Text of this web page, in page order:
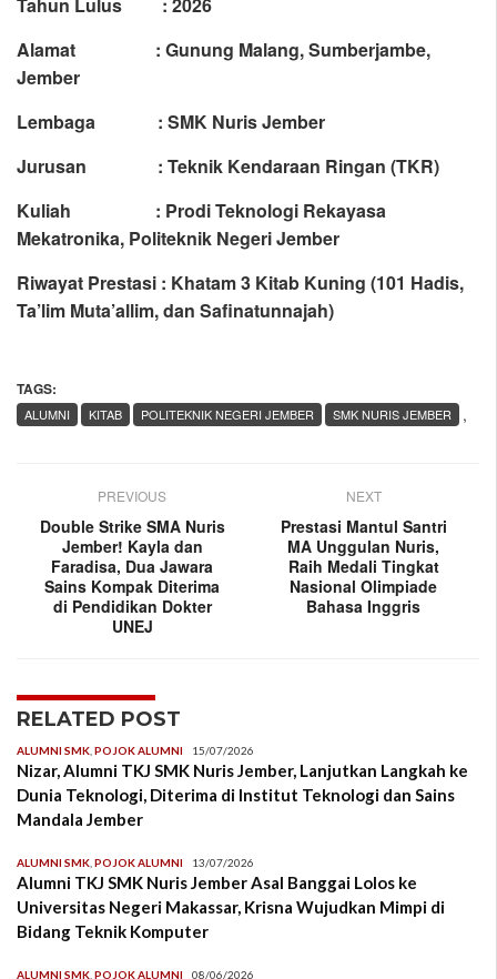
Tahun Lulus : 2026
Alamat : Gunung Malang, Sumberjambe,
Jember
Lembaga : SMK Nuris Jember
Jurusan : Teknik Kendaraan Ringan (TKR)
Kuliah : Prodi Teknologi Rekayasa
Mekatronika, Politeknik Negeri Jember
Riwayat Prestasi : Khatam 3 Kitab Kuning (101 Hadis,
Ta’lim Muta’allim, dan Safinatunnajah)
TAGS:
,
ALUMNI KITAB POLITEKNIK NEGERI JEMBER SMK NURIS JEMBER
PREVIOUS
Double Strike SMA Nuris
Jember! Kayla dan
Faradisa, Dua Jawara
Sains Kompak Diterima
di Pendidikan Dokter
UNEJ
NEXT
Prestasi Mantul Santri
MA Unggulan Nuris,
Raih Medali Tingkat
Nasional Olimpiade
Bahasa Inggris
RELATED POST
ALUMNI SMK POJOK ALUMNI 15/07/2026
Nizar, Alumni TKJ SMK Nuris Jember, Lanjutkan Langkah ke
Dunia Teknologi, Diterima di Institut Teknologi dan Sains
Mandala Jember
ALUMNI SMK POJOK ALUMNI 13/07/2026
Alumni TKJ SMK Nuris Jember Asal Banggai Lolos ke
Universitas Negeri Makassar, Krisna Wujudkan Mimpi di
Bidang Teknik Komputer
ALUMNI SMK POJOK ALUMNI 08/06/2026